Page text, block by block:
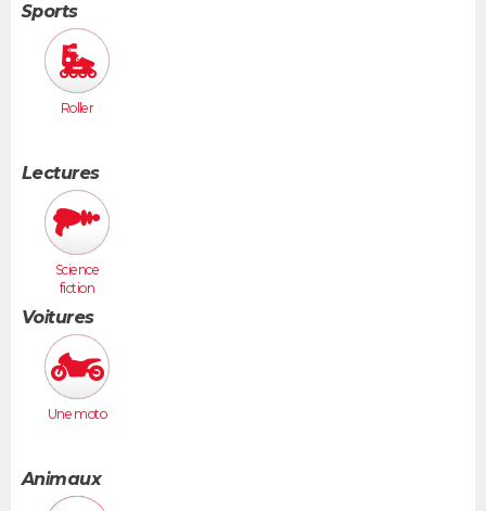
Sports
Roller
Lectures
Science
fiction
Voitures
Une moto
Animaux